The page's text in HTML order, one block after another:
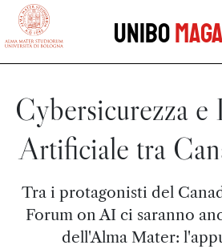
vai al contenuto della pagina
Unibo
Cybersicurezza e
Artificiale tra
Tra i protagonisti del
Forum on AI ci saranno
dell'Alma Mater: